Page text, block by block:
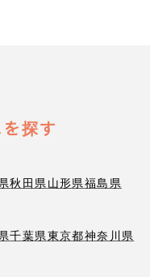
探す
秋田県山形県福島県
千葉県東京都神奈川県